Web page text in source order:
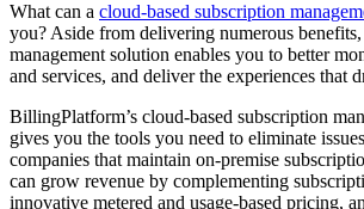
What can a cloud-based subscription
you? Aside from delivering numerous
management solution enables you to better
and services, and deliver the experiences that
BillingPlatform’s cloud-based subscription
gives you the tools you need to eliminate
companies that maintain on-premise
can grow revenue by complementing
innovative metered and usage-based pricing,